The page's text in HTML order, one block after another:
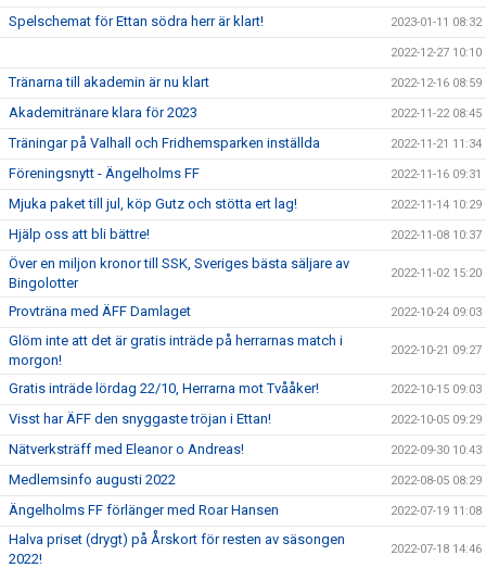
Spelschemat för Ettan södra herr är klart! 2023-01-11 08:32
2022-12-27 10:10
Tränarna till akademin är nu klart 2022-12-16 08:59
Akademitränare klara för 2023 2022-11-22 08:45
Träningar på Valhall och Fridhemsparken inställda 2022-11-21 11:34
Föreningsnytt - Ängelholms FF 2022-11-16 09:31
Mjuka paket till jul, köp Gutz och stötta ert lag! 2022-11-14 10:29
Hjälp oss att bli bättre! 2022-11-08 10:37
Över en miljon kronor till SSK, Sveriges bästa säljare av
Bingolotter
2022-11-02 15:20
Provträna med ÄFF Damlaget 2022-10-24 09:03
Glöm inte att det är gratis inträde på herrarnas match i
morgon!
2022-10-21 09:27
Gratis inträde lördag 22/10, Herrarna mot Tvååker! 2022-10-15 09:03
Visst har ÄFF den snyggaste tröjan i Ettan! 2022-10-05 09:29
Nätverksträff med Eleanor o Andreas! 2022-09-30 10:43
Medlemsinfo augusti 2022 2022-08-05 08:29
Ängelholms FF förlänger med Roar Hansen 2022-07-19 11:08
Halva priset (drygt) på Årskort för resten av säsongen
2022!
2022-07-18 14:46